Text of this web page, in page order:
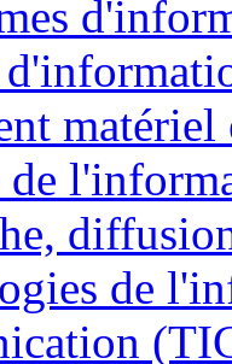
matériel
de
de